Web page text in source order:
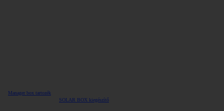
Manager box tartozék
SOLAR BOX kiegészítő